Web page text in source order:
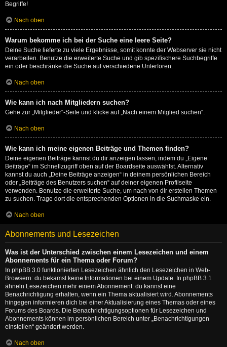
Begriffe!
Nach oben
Warum bekomme ich bei der Suche eine leere Seite?
Deine Suche lieferte zu viele Ergebnisse, somit konnte der Webserver sie nicht
verarbeiten. Benutze die erweiterte Suche und gib spezifischere Suchbegriffe
ein oder beschränke die Suche auf verschiedene Unterforen.
Nach oben
Wie kann ich nach Mitgliedern suchen?
Gehe zur „Mitglieder“-Seite und klicke auf „Nach einem Mitglied suchen“.
Nach oben
Wie kann ich meine eigenen Beiträge und Themen finden?
Deine eigenen Beiträge kannst du dir anzeigen lassen, indem du „Eigene
Beiträge“ im Schnellzugriff oben auf der Boardseite auswählst. Alternativ
kannst du auch „Deine Beiträge anzeigen“ in deinem persönlichen Bereich
oder „Beiträge des Benutzers suchen“ auf deiner eigenen Profilseite
verwenden. Benutze die erweiterte Suche, um nach von dir erstellen Themen
zu suchen. Trage dort die entsprechenden Optionen in die Suchmaske ein.
Nach oben
Abonnements und Lesezeichen
Was ist der Unterschied zwischen einem Lesezeichen und einem
Abonnements für ein Thema oder Forum?
In phpBB 3.0 funktionierten Lesezeichen ähnlich den Lesezeichen in Web-
Browsern: du bekamst keine Informationen bei einem Update. In phpBB 3.1
ähneln Lesezeichen mehr einem Abonnement: du kannst eine
Benachrichtigung erhalten, wenn ein Thema aktualisiert wird. Abonnements
hingegen informieren dich bei einer Aktualisierung eines Themas oder eines
Forums des Boards. Die Benachrichtigungsoptionen für Lesezeichen und
Abonnements können im persönlichen Bereich unter „Benachrichtigungen
einstellen“ geändert werden.
Nach oben